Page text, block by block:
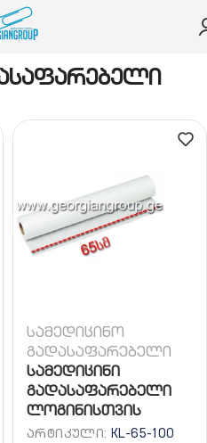
სამედიცინო
გადასაფარებელი
სამედიცინი
გადასაფარებელი
ლოგინისთვის
(ტაფჩანი) 65/100მ
ᲐᲠᲢᲘᲙᲣᲚᲘ: KL-65-100